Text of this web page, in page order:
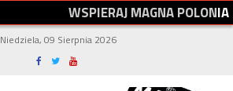
WSPIERAJMAGNAPOLONIA
Niedziela, 09 Sierpnia 2026